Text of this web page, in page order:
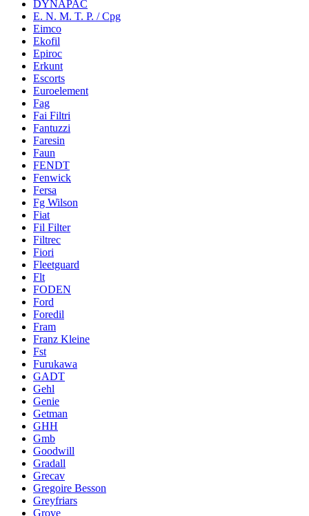
DYNAPAC
E. N. M. T. P. / Cpg
Eimco
Ekofil
Epiroc
Erkunt
Escorts
Euroelement
Fag
Fai Filtri
Fantuzzi
Faresin
Faun
FENDT
Fenwick
Fersa
Fg Wilson
Fiat
Fil Filter
Filtrec
Fiori
Fleetguard
Flt
FODEN
Ford
Foredil
Fram
Franz Kleine
Fst
Furukawa
GADT
Gehl
Genie
Getman
GHH
Gmb
Goodwill
Gradall
Grecav
Gregoire Besson
Greyfriars
Grove